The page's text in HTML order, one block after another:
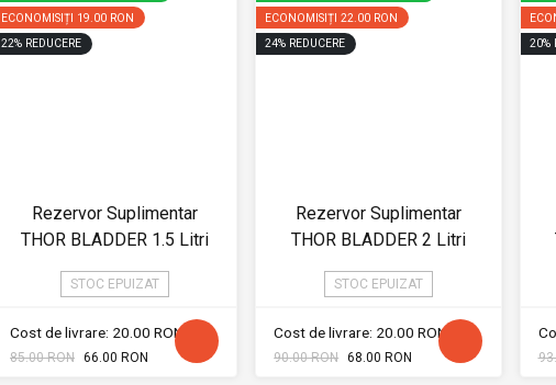
ECONOMISIȚI 19.00 RON
22% REDUCERE
Rezervor Suplimentar
THOR BLADDER 1.5 Litri
STOC EPUIZAT
Cost de livrare: 20.00 RON
85.00 RON 66.00 RON
ECONOMISIȚI 22.00 RON
24% REDUCERE
Rezervor Suplimentar
THOR BLADDER 2 Litri
STOC EPUIZAT
Cost de livrare: 20.00 RON
90.00 RON 68.00 RON
20%